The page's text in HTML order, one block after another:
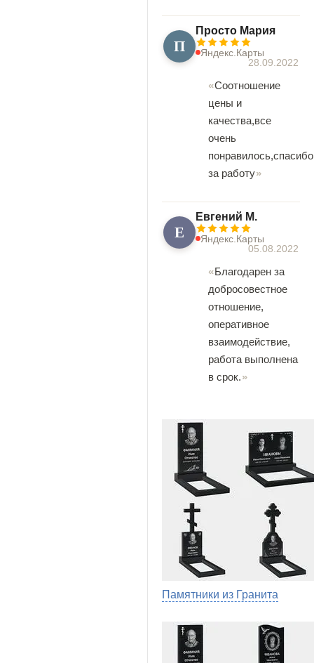
П
Просто Мария
Яндекс.Карты
28.09.2022
Соотношение
цены и
качества,все
очень
понравилось,спасибо
за работу
Е
Евгений М.
Яндекс.Карты
05.08.2022
Благодарен за
добросовестное
отношение,
оперативное
взаимодействие,
работа выполнена
в срок.
Памятники из Гранита